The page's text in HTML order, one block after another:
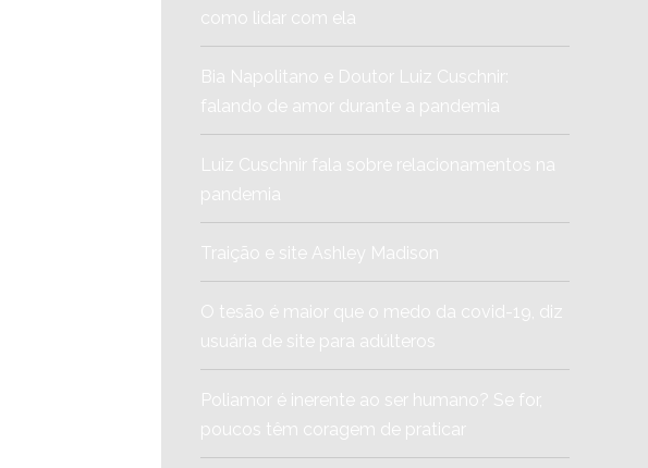
como lidar com ela
Bia Napolitano e Doutor Luiz Cuschnir:
falando de amor durante a pandemia
Luiz Cuschnir fala sobre relacionamentos na
pandemia
Traição e site Ashley Madison
O tesão é maior que o medo da covid-19, diz
usuária de site para adúlteros
Poliamor é inerente ao ser humano? Se for,
poucos têm coragem de praticar